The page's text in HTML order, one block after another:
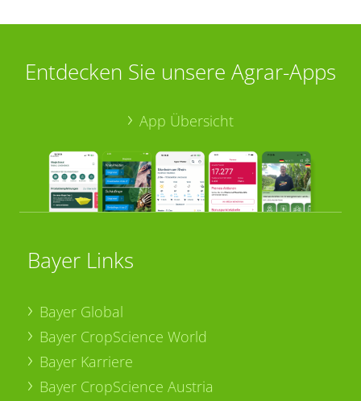
Entdecken Sie unsere Agrar-Apps
App Übersicht
Bayer Links
Bayer Global
Bayer CropScience World
Bayer Karriere
Bayer CropScience Austria